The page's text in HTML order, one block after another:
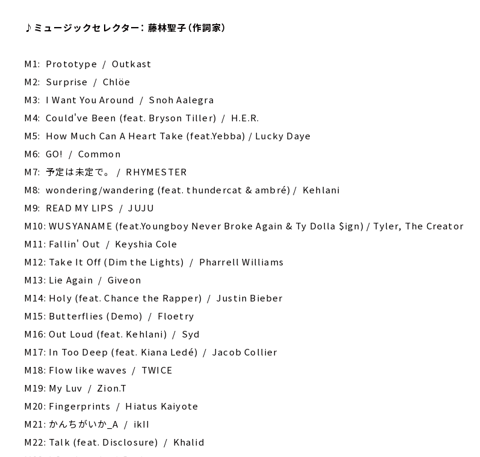
♪ミュージックセレクター： 藤林聖子（作詞家）
M1: Prototype / Outkast
M2: Surprise / Chlöe
M3: I Want You Around / Snoh Aalegra
M4: Could've Been (feat. Bryson Tiller) / H.E.R.
M5: How Much Can A Heart Take (feat.Yebba) / Lucky Daye
M6: GO! / Common
M7: 予定は未定で。 / RHYMESTER
M8: wondering/wandering (feat. thundercat & ambré) / Kehlani
M9: READ MY LIPS / JUJU
M10: WUSYANAME (feat.Youngboy Never Broke Again & Ty Dolla $ign) / Tyler, The Creator
M11: Fallin' Out / Keyshia Cole
M12: Take It Off (Dim the Lights) / Pharrell Williams
M13: Lie Again / Giveon
M14: Holy (feat. Chance the Rapper) / Justin Bieber
M15: Butterflies (Demo) / Floetry
M16: Out Loud (feat. Kehlani) / Syd
M17: In Too Deep (feat. Kiana Ledé) / Jacob Collier
M18: Flow like waves / TWICE
M19: My Luv / Zion.T
M20: Fingerprints / Hiatus Kaiyote
M21: かんちがいか_A / ikII
M22: Talk (feat. Disclosure) / Khalid